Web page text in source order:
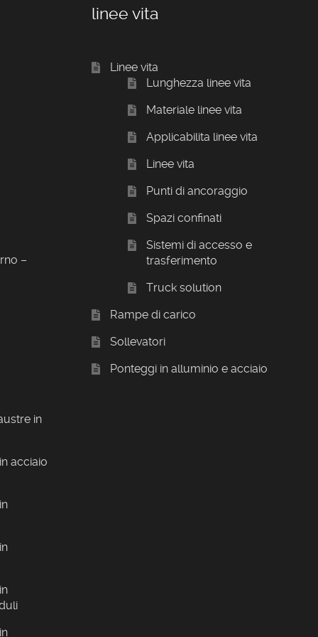
–
in
acciaio
linee vita
Linee vita
Lunghezza linee vita
Materiale linee vita
Applicabilita linee vita
Linee vita
Punti di ancoraggio
Spazi confinati
Sistemi di accesso e
trasferimento
Truck solution
Rampe di carico
Sollevatori
Ponteggi in alluminio e acciaio